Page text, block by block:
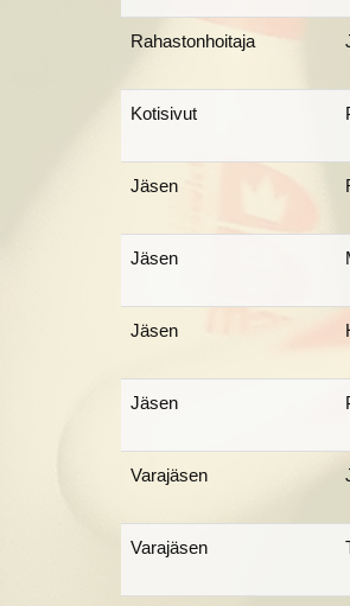
Rahastonhoitaja
Kotisivut
Jäsen
Jäsen
Jäsen
Jäsen
Varajäsen
Varajäsen